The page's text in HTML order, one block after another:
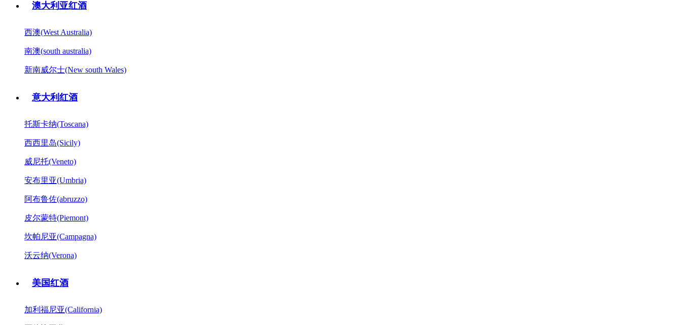
澳大利亚红酒
西澳(West Australia)
南澳(south australia)
新南威尔士(New south Wales)
意大利红酒
托斯卡纳(Toscana)
西西里岛(Sicily)
威尼托(Veneto)
安布里亚(Umbria)
阿布鲁佐(abruzzo)
皮尔蒙特(Piemont)
坎帕尼亚(Campagna)
沃云纳(Verona)
美国红酒
加利福尼亚(California)